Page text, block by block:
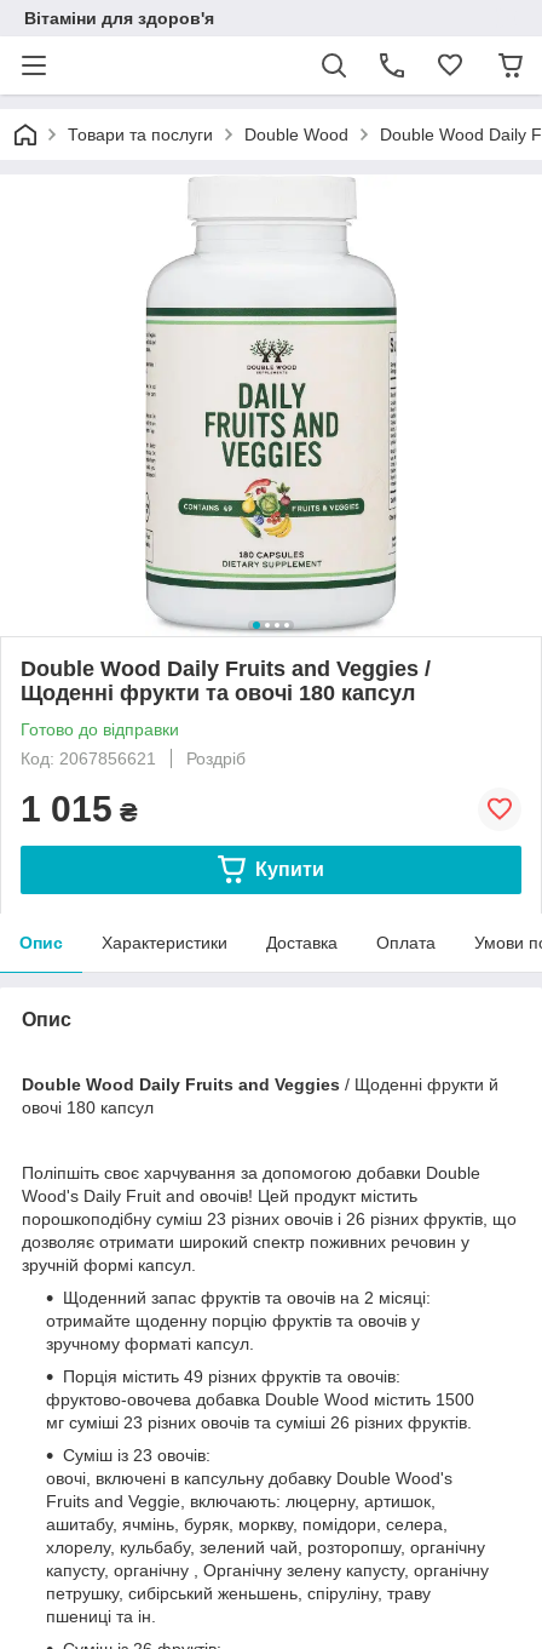
Вітаміни для здоров'я
Товари та послуги Double Wood Double Wood Daily
Double Wood Daily Fruits and Veggies /
Щоденні фрукти та овочі 180 капсул
Готово до відправки
Код: 2067856621
Роздріб
1 015 ₴
Купити
Опис Характеристики Доставка Оплата Умови
Опис
Double Wood Daily Fruits and Veggies / Щоденні фрукти й
овочі 180 капсул
Поліпшіть своє харчування за допомогою добавки Double
Wood's Daily Fruit and овочів! Цей продукт містить
порошкоподібну суміш 23 різних овочів і 26 різних фруктів, що
дозволяє отримати широкий спектр поживних речовин у
зручній формі капсул.
Щоденний запас фруктів та овочів на 2 місяці:
отримайте щоденну порцію фруктів та овочів у
зручному форматі капсул.
Порція містить 49 різних фруктів та овочів:
фруктово-овочева добавка Double Wood містить 1500
мг суміші 23 різних овочів та суміші 26 різних фруктів.
Суміш із 23 овочів:
овочі, включені в капсульну добавку Double Wood's
Fruits and Veggie, включають: люцерну, артишок,
ашитабу, ячмінь, буряк, моркву, помідори, селера,
хлорелу, кульбабу, зелений чай, розторопшу, органічну
капусту, органічну , Органічну зелену капусту, органічну
петрушку, сибірський женьшень, спіруліну, траву
пшениці та ін.